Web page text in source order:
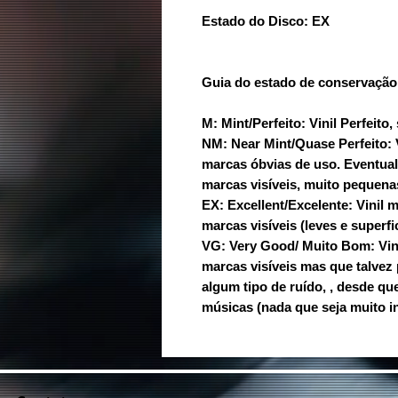
Estado do Disco: EX
Guia do estado de
M: Mint/Perfeito: Vinil Perfeito,
NM: Near Mint/Quase
marcas óbvias de uso.
marcas visíveis, muito
EX: Excellent/Excelente: Vinil
marcas visíveis (leves e
VG: Very Good/ Muito Bom:
marcas visíveis mas que
algum tipo de ruído, , desde
músicas (nada que seja muito